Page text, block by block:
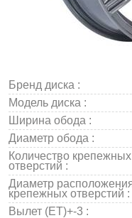
Бренд диска :
Модель диска :
Ширина обода :
Диаметр обода :
Количество крепежных
отверстий :
Диаметр
крепежных отверстий :
Вылет (ET)+-3 :